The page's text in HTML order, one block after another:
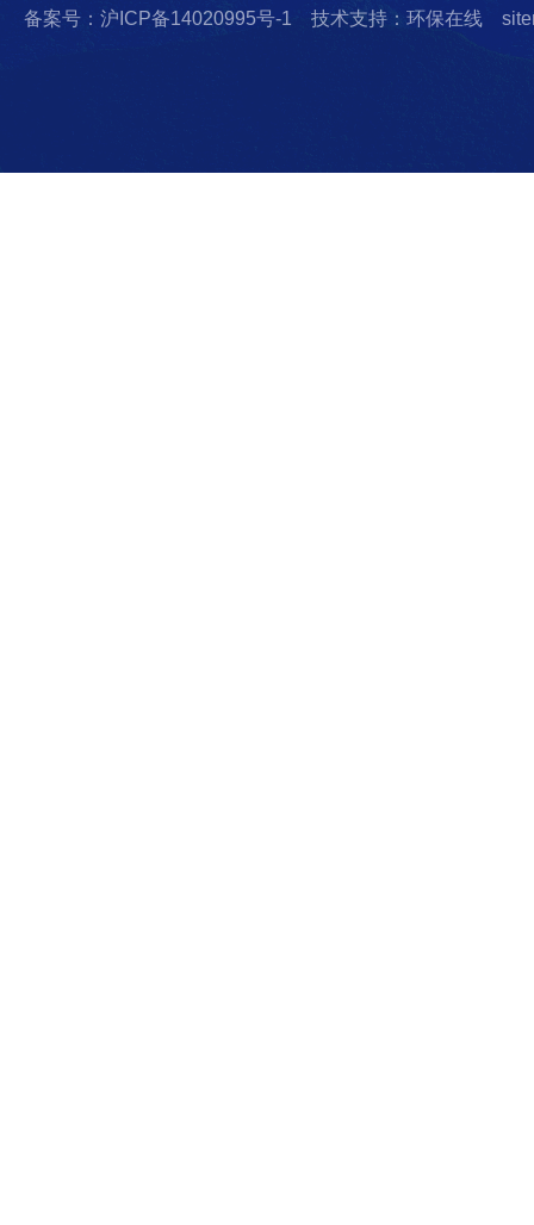
备案号：沪ICP备14020995号-1 技术支持：环保在线